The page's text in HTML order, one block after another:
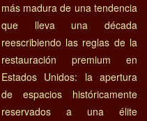
más madura de una tendencia
que lleva una década
reescribiendo las reglas de la
restauración premium en
Estados Unidos: la apertura
de espacios históricamente
reservados a una élite